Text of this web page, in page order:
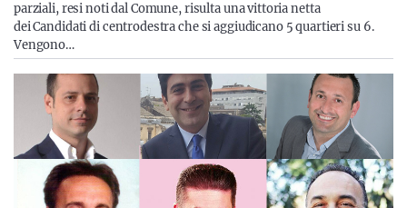
parziali, resi noti dal Comune, risulta una vittoria netta
dei Candidati di centrodestra che si aggiudicano 5 quartieri su 6.
Vengono…